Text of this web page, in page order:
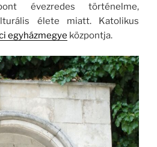
évezredes történelme,
élete miatt. Katolikus
egyházmegye központja.